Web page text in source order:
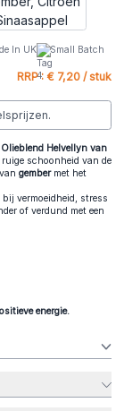
In UK Small Batch
RRP : € 7,20 / stuk
Helvellyn van
schoonheid van de
gember met het
vermoeidheid, stress
of verdund met een
energie.